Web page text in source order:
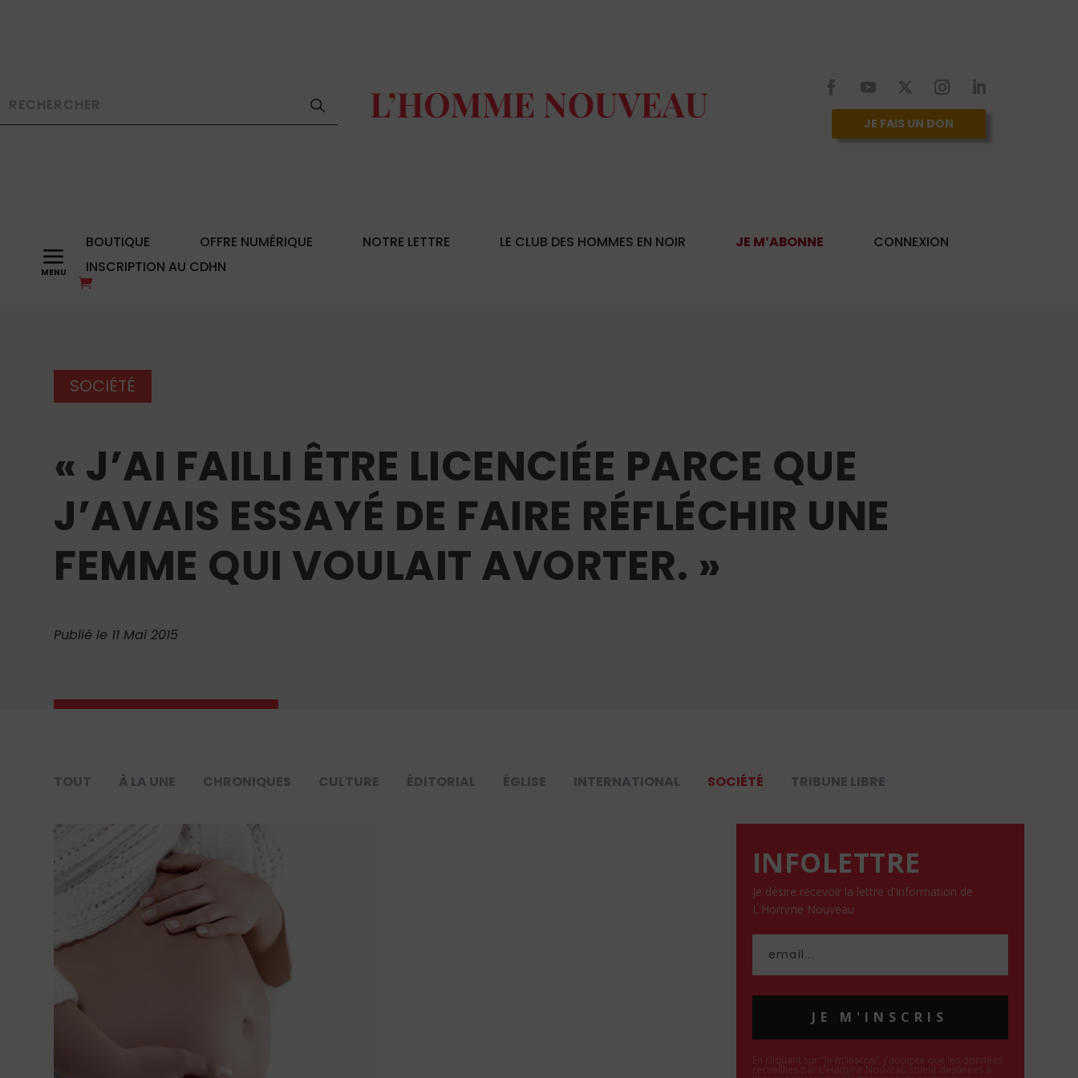
JE FAIS UN DON
a BOUTIQUE OFFRE NUMÉRIQUE NOTRE LETTRE LE CLUB DES HOMMES EN NOIR JE M’ABONNE
CONNEXION
INSCRIPTION AU CDHN
SOCIÉTÉ
« J’AI FAILLI ÊTRE LICENCIÉE PARCE QUE
J’AVAIS ESSAYÉ DE FAIRE RÉFLÉCHIR UNE
FEMME QUI VOULAIT AVORTER. »
Publié le 11 Mai 2015
TOUT À LA UNE CHRONIQUES CULTURE ÉDITORIAL ÉGLISE INTERNATIONAL SOCIÉTÉ TRIBUNE LIBRE
INFOLETTRE
Je désire recevoir la lettre d'information de
L'Homme Nouveau
JE M'INSCRIS
En cliquant sur "Je m'inscris", j'accepte que les données
recueillies par L'Homme Nouveau soient destinées à